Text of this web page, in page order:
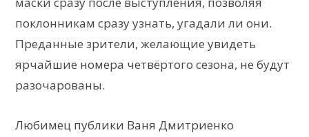
поклонникам сразу узнать, угадали ли они.
Преданные зрители, желающие увидеть
ярчайшие номера четвёртого сезона, не будут
разочарованы.
Любимец публики Ваня Дмитриенко